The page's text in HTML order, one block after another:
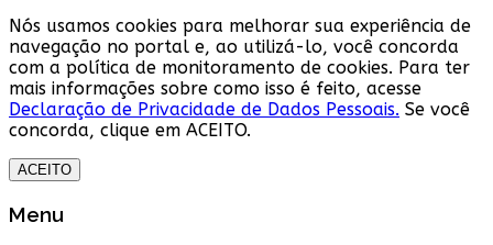
Nós usamos cookies para melhorar sua experiência de
navegação no portal e, ao utilizá-lo, você concorda
com a política de monitoramento de cookies. Para ter
mais informações sobre como isso é feito, acesse
Declaração de Privacidade de Dados Pessoais. Se você
concorda, clique em ACEITO.
ACEITO
Menu